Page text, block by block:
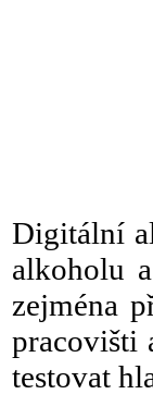
Digitální
alkoholu
zejména
pracovišti
testovat